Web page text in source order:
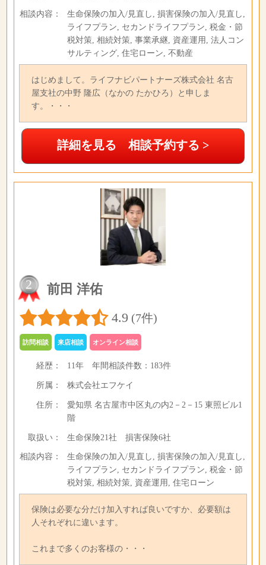
相談内容：
生命保険の加入/見直し, 損害保険の加入/見直し,
ライフプラン, セカンドライフプラン, 税金・節
税対策, 相続対策, 事業承継, 資産運用, 法人コン
サルティング, 住宅ローン, 不動産
はじめまして。ライフナビパートナーズ株式会社 名古
屋支社の中野 隆広（なかの たかひろ）と申しま
す。・・・
詳細を見る 相談予約する >
2
前田 洋佑
4.9 (7件)
訪問相談 来店相談 オンライン相談
経歴： 11年年間相談件数： 183件
所属： 株式会社エフケイ
住所：
愛知県 名古屋市中区丸の内2－2－15 東照ビル1
階
取扱い： 生命保険21社 損害保険6社
相談内容：
生命保険の加入/見直し, 損害保険の加入/見直し,
ライフプラン, セカンドライフプラン, 税金・節
税対策, 相続対策, 資産運用, 住宅ローン
保険は必要な分だけ加入すれば良いですか、必要額は
人それぞれに違います。
これまで多くのお客様の・・・